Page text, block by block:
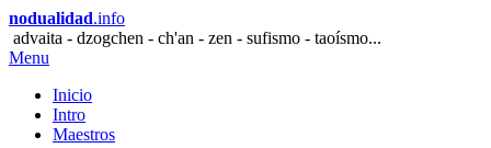
nodualidad.info
advaita - dzogchen - ch'an - zen - sufismo - taoísmo...
Menu
Inicio
Intro
Maestros